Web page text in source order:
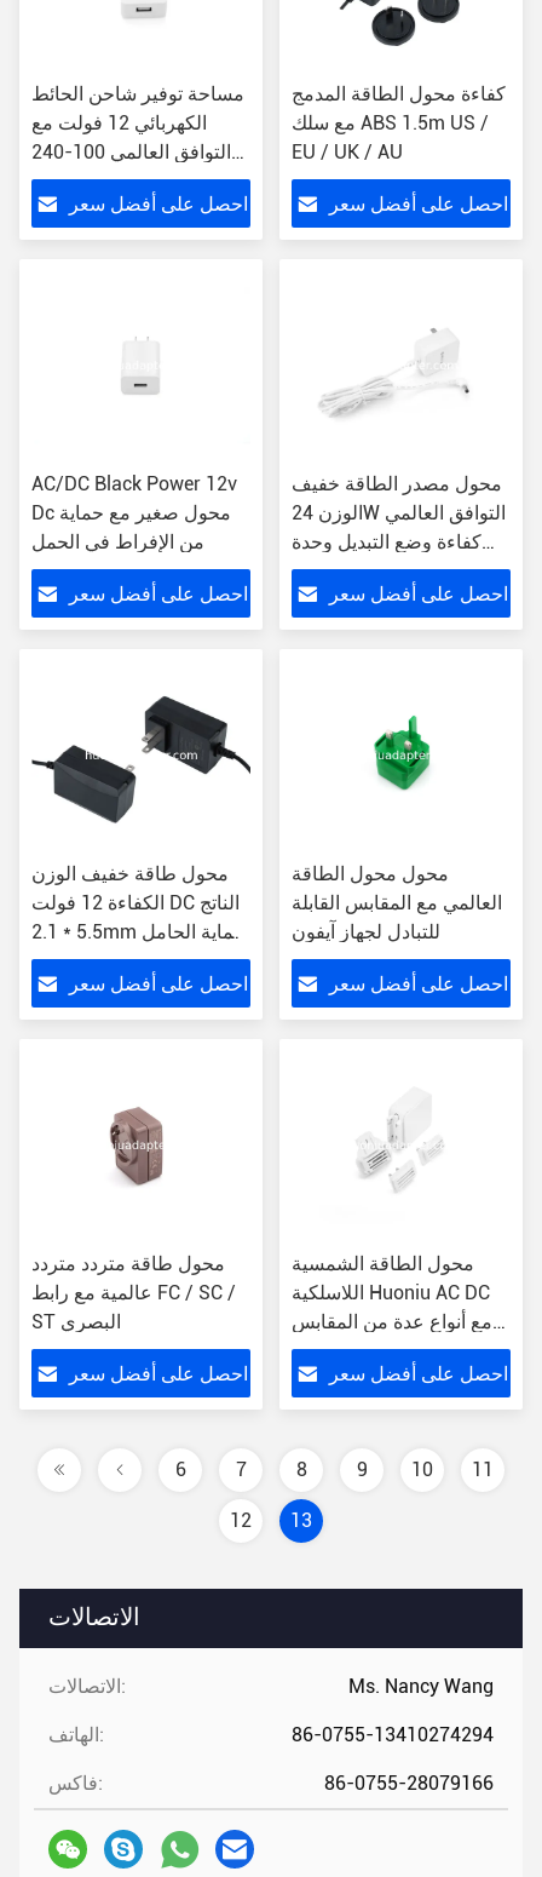
الاتصالات
الاتصالات: Ms. Nancy Wang
الهاتف: 86-0755-13410274294
فاكس: 86-0755-28079166
مساحة توفير شاحن الحائط
الكهربائي 12 فولت مع
التوافق العالمي 100-240
فولت
احصل على أفضل سعر
كفاءة محول الطاقة المدمج
مع سلك ABS 1.5m US /
EU / UK / AU
احصل على أفضل سعر
AC/DC Black Power 12v
Dc محول صغير مع حماية
من الإفراط في الحمل
احصل على أفضل سعر
محول مصدر الطاقة خفيف
الوزن 24W التوافق العالمي
كفاءة وضع التبديل وحدة
الطاقة
احصل على أفضل سعر
محول طاقة خفيف الوزن
الكفاءة 12 فولت DC الناتج
5.5 * 2.1mm حماية الحامل
من الإفراط
احصل على أفضل سعر
محول محول الطاقة
العالمي مع المقابس القابلة
للتبادل لجهاز آيفون
احصل على أفضل سعر
محول طاقة متردد متردد
عالمية مع رابط FC / SC /
ST البصري
احصل على أفضل سعر
محول الطاقة الشمسية
اللاسلكية Huoniu AC DC
مع أنواع عدة من المقابس
تصميم خفيف
احصل على أفضل سعر
6 7 8 9 10 11
12 13